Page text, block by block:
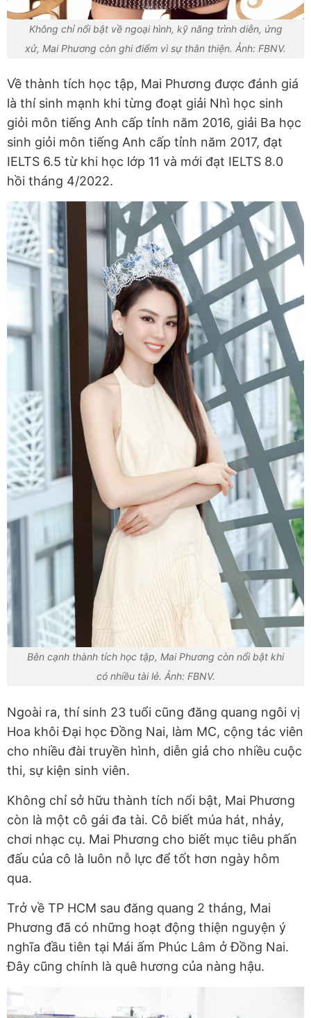
Không chỉ nổi bật về ngoại hình, kỹ năng trình diễn, ứng
xử, Mai Phương còn ghi điểm vì sự thân thiện. Ảnh: FBNV.
Về thành tích học tập, Mai Phương được đánh giá
là thí sinh mạnh khi từng đoạt giải Nhì học sinh
giỏi môn tiếng Anh cấp tỉnh năm 2016, giải Ba học
sinh giỏi môn tiếng Anh cấp tỉnh năm 2017, đạt
IELTS 6.5 từ khi học lớp 11 và mới đạt IELTS 8.0
hồi tháng 4/2022.
Bên cạnh thành tích học tập, Mai Phương còn nổi bật khi
có nhiều tài lẻ. Ảnh: FBNV.
Ngoài ra, thí sinh 23 tuổi cũng đăng quang ngôi vị
Hoa khôi Đại học Đồng Nai, làm MC, cộng tác viên
cho nhiều đài truyền hình, diễn giả cho nhiều cuộc
thi, sự kiện sinh viên.
Không chỉ sở hữu thành tích nổi bật, Mai Phương
còn là một cô gái đa tài. Cô biết múa hát, nhảy,
chơi nhạc cụ. Mai Phương cho biết mục tiêu phấn
đấu của cô là luôn nỗ lực để tốt hơn ngày hôm
qua.
Trở về TP HCM sau đăng quang 2 tháng, Mai
Phương đã có những hoạt động thiện nguyện ý
nghĩa đầu tiên tại Mái ấm Phúc Lâm ở Đồng Nai.
Đây cũng chính là quê hương của nàng hậu.